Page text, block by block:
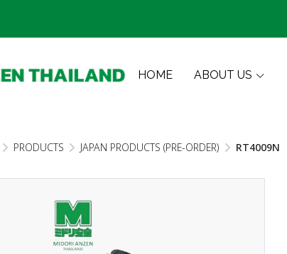
HOME ABOUT US
PRODUCTS JAPAN PRODUCTS (PRE-ORDER) RT4009N